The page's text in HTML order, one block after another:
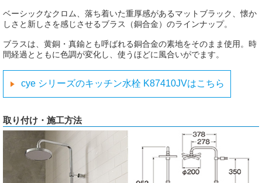
ベーシックなクロム、落ち着いた重厚感があるマットブラック、懐か
しさと新しさを感じさせるブラス（銅合金）のラインナップ。
ブラスは、黄銅・真鍮とも呼ばれる銅合金の素地をそのまま使用。時
間経過とともに色調が変化し、使うほどに風合いがでます。
cye シリーズのキッチン水栓 K87410JVはこちら
取り付け・施工方法